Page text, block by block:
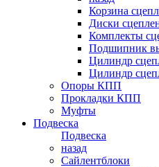
Корзина
Диски
Комплекты
Подшипник
Цилиндр
Цилиндр
Опоры КПП
Прокладки КПП
Муфты
Подвеска
Подвеска
назад
Сайлентблоки